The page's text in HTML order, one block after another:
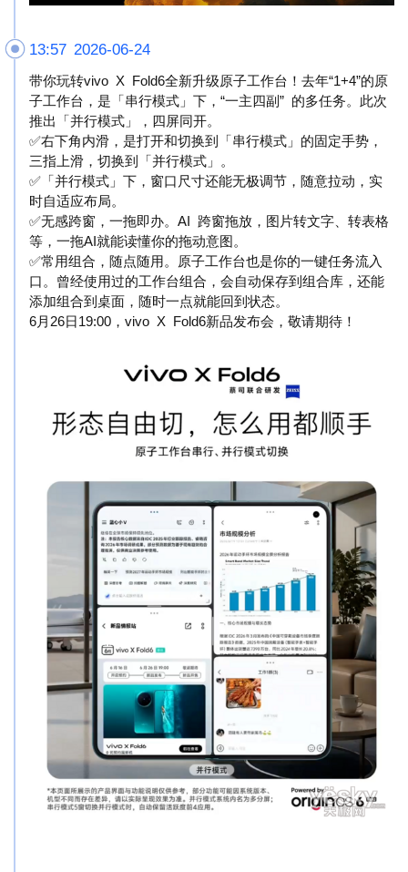
13:57 2026-06-24
带你玩转vivo X Fold6全新升级原子工作台！去年“1+4”的原
子工作台，是「串行模式」下，“一主四副” 的多任务。此次
推出「并行模式」，四屏同开。
✅右下角内滑，是打开和切换到「串行模式」的固定手势，
三指上滑，切换到「并行模式」。
✅「并行模式」下，窗口尺寸还能无极调节，随意拉动，实
时自适应布局。
✅无感跨窗，一拖即办。AI 跨窗拖放，图片转文字、转表格
等，一拖AI就能读懂你的拖动意图。
✅常用组合，随点随用。原子工作台也是你的一键任务流入
口。曾经使用过的工作台组合，会自动保存到组合库，还能
添加组合到桌面，随时一点就能回到状态。
6月26日19:00，vivo X Fold6新品发布会，敬请期待！